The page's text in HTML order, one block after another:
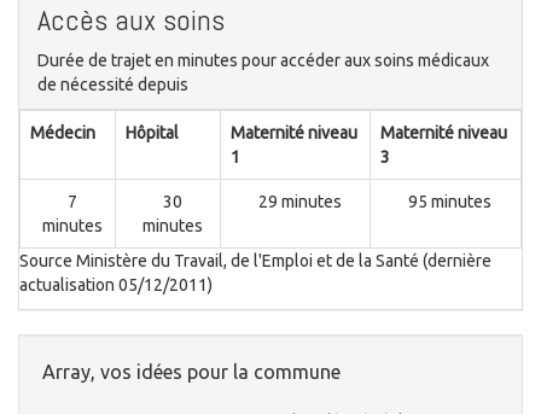
Accès aux soins
Durée de trajet en minutes pour accéder aux soins médicaux
de nécessité depuis
Médecin Hôpital
Maternité niveau
1
Maternité niveau
3
7
minutes
30
minutes
29 minutes 95 minutes
Source Ministère du Travail, de l'Emploi et de la Santé (dernière
actualisation 05/12/2011)
Array, vos idées pour la commune